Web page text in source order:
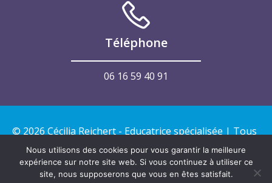
Téléphone
06 16 59 40 91
© 2026 Cécilia Reichert - Educatrice spécialisée | Tous
droits réservés | Créé par NR Communication
Nous utilisons des cookies pour vous garantir la meilleure
expérience sur notre site web. Si vous continuez à utiliser ce
site, nous supposerons que vous en êtes satisfait.